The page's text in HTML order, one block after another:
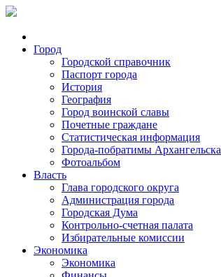
Город
Городской справочник
Паспорт города
История
География
Город воинской славы
Почетные граждане
Статистическая информация
Города-побратимы Архангельска
Фотоальбом
Власть
Глава городского округа
Администрация города
Городская Дума
Контрольно-счетная палата
Избирательные комиссии
Экономика
Экономика